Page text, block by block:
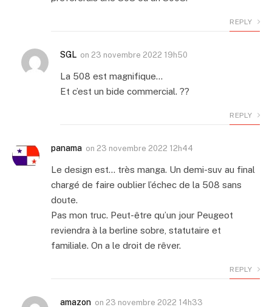
REPLY
SGL on 23 novembre 2022 19h50
La 508 est magnifique…
Et c’est un bide commercial. ??
REPLY
panama on 23 novembre 2022 12h44
Le design est… très manga. Un demi-suv au final
chargé de faire oublier l’échec de la 508 sans
doute.
Pas mon truc. Peut-être qu’un jour Peugeot
reviendra à la berline sobre, statutaire et
familiale. On a le droit de rêver.
REPLY
amazon on 23 novembre 2022 14h33